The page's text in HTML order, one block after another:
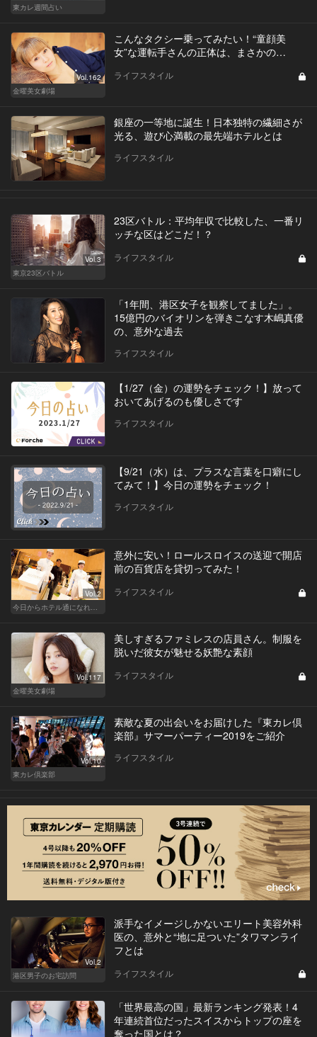
東カレ週間占い
Vol.162
金曜美女劇場
こんなタクシー乗ってみたい！“童顔美
女”な運転手さんの正体は、まさかの…
ライフスタイル
銀座の一等地に誕生！日本独特の繊細さが
光る、遊び心満載の最先端ホテルとは
ライフスタイル
Vol.3
東京23区バトル
23区バトル：平均年収で比較した、一番リ
ッチな区はどこだ！？
ライフスタイル
「1年間、港区女子を観察してました」。
15億円のバイオリンを弾きこなす木嶋真優
の、意外な過去
ライフスタイル
【1/27（金）の運勢をチェック！】放って
おいてあげるのも優しさです
ライフスタイル
【9/21（水）は、プラスな言葉を口癖にし
てみて！】今日の運勢をチェック！
ライフスタイル
Vol.2
今日からホテル通になれる裏ワザ５選
意外に安い！ロールスロイスの送迎で開店
前の百貨店を貸切ってみた！
ライフスタイル
Vol.117
金曜美女劇場
美しすぎるファミレスの店員さん。制服を
脱いだ彼女が魅せる妖艶な素顔
ライフスタイル
Vol.10
東カレ倶楽部
素敵な夏の出会いをお届けした『東カレ倶
楽部』サマーパーティー2019をご紹介
ライフスタイル
Vol.2
港区男子のお宅訪問
派手なイメージしかないエリート美容外科
医の、意外と“地に足ついた”タワマンライ
フとは
ライフスタイル
「世界最高の国」最新ランキング発表！4
年連続首位だったスイスからトップの座を
奪った国とは？